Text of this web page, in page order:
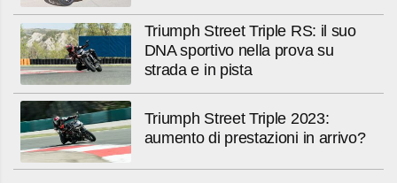
Triumph Street Triple RS: il suo
DNA sportivo nella prova su
strada e in pista
Triumph Street Triple 2023:
aumento di prestazioni in arrivo?